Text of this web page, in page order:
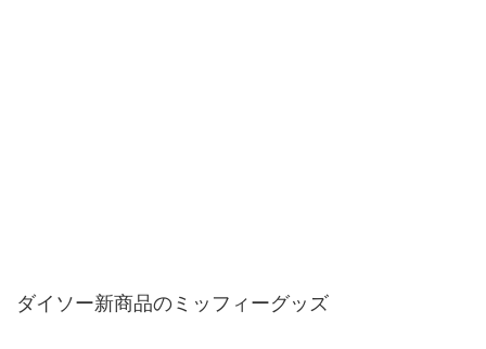
ダイソー新商品のミッフィーグッズ